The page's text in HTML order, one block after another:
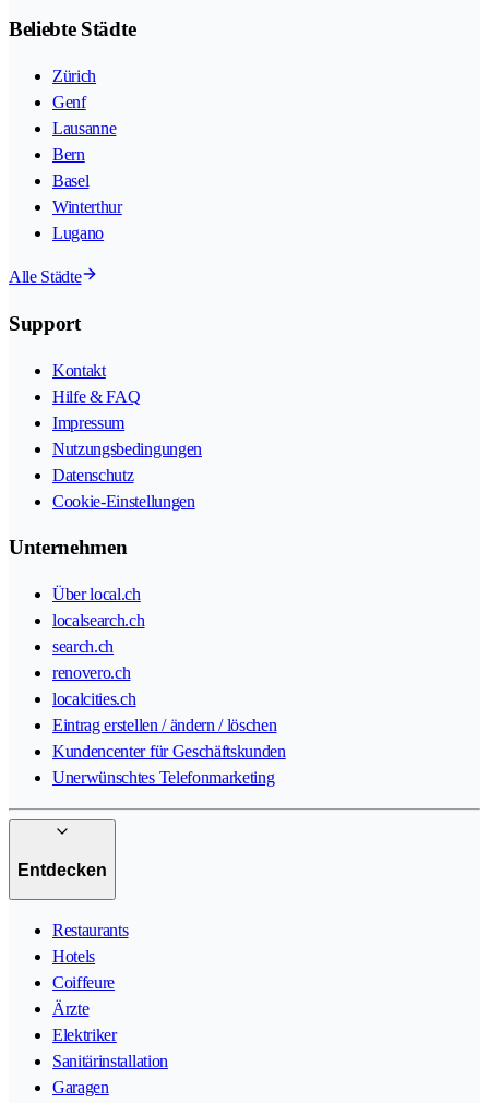
Beliebte Städte
Zürich
Genf
Lausanne
Bern
Basel
Winterthur
Lugano
Alle Städte
Support
Kontakt
Hilfe & FAQ
Impressum
Nutzungsbedingungen
Datenschutz
Cookie-Einstellungen
Unternehmen
Über local.ch
localsearch.ch
search.ch
renovero.ch
localcities.ch
Eintrag erstellen / ändern / löschen
Kundencenter für Geschäftskunden
Unerwünschtes Telefonmarketing
Entdecken
Restaurants
Hotels
Coiffeure
Ärzte
Elektriker
Sanitärinstallation
Garagen